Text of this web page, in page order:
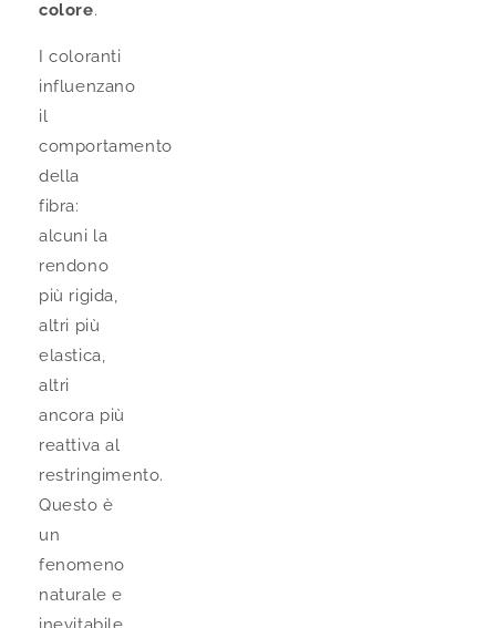
colore.
I coloranti
influenzano
il
comportamento
della
fibra:
alcuni la
rendono
più rigida,
altri più
elastica,
altri
ancora più
reattiva al
restringimento.
Questo è
un
fenomeno
naturale e